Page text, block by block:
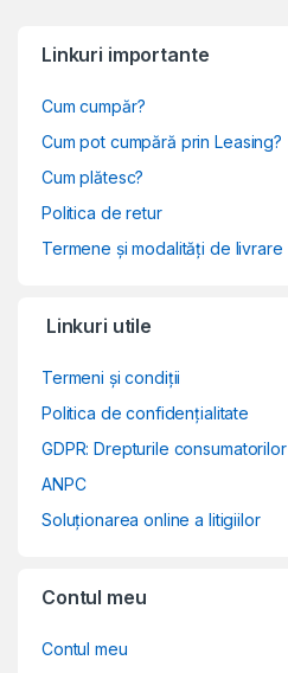
Linkuri importante
Cum cumpăr?
Cum pot cumpără prin Leasing?
Cum plătesc?
Politica de retur
Termene și modalități de livrare
Linkuri utile
Termeni și condiții
Politica de confidențialitate
GDPR: Drepturile consumatorilor
ANPC
Soluționarea online a litigiilor
Contul meu
Contul meu